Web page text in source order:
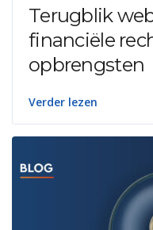
Terugblik
financiële
opbrengsten
Verder lezen